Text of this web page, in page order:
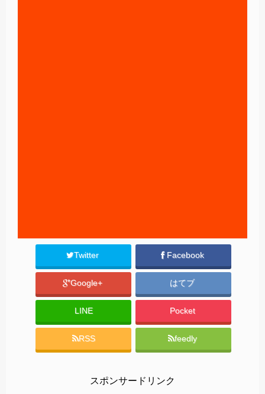
Twitter Facebook
Google+ はてブ
LINE Pocket
RSS feedly
スポンサードリンク